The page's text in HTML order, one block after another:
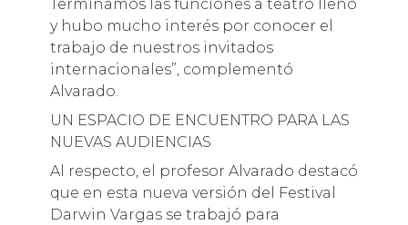
Terminamos las funciones a teatro lleno
y hubo mucho interés por conocer el
trabajo de nuestros invitados
internacionales”, complementó
Alvarado.
UN ESPACIO DE ENCUENTRO PARA LAS
NUEVAS AUDIENCIAS
Al respecto, el profesor Alvarado destacó
que en esta nueva versión del Festival
Darwin Vargas se trabajó para